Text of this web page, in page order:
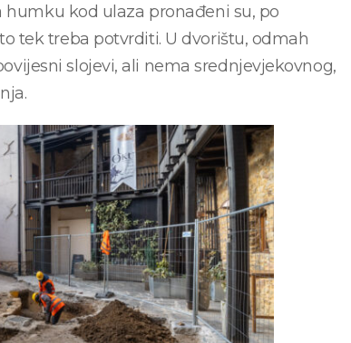
humku kod ulaza pronađeni su, po
tek treba potvrditi. U dvorištu, odmah
slojevi, ali nema srednjevjekovnog,